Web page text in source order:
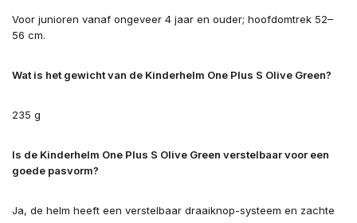
Voor junioren vanaf ongeveer 4 jaar en ouder; hoofdomtrek 52–
56 cm.
Wat is het gewicht van de Kinderhelm One Plus S Olive Green?
235 g
Is de Kinderhelm One Plus S Olive Green verstelbaar voor een
goede pasvorm?
Ja, de helm heeft een verstelbaar draaiknop-systeem en zachte